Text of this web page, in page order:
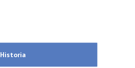
Historia